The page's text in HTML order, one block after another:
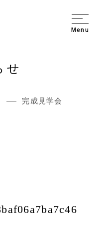
Menu
せ
完成見学会